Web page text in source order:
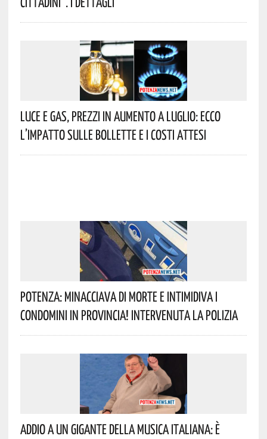
Luce E Gas, Prezzi In Aumento A Luglio: Ecco
L’impatto Sulle Bollette E I Costi Attesi
Potenza: Minacciava Di Morte E Intimidiva I
Condomini In Provincia! Intervenuta La Polizia
Addio A Un Gigante Della Musica Italiana: È